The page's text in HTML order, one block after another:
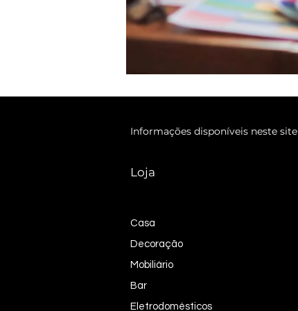
Informações disponíveis neste site
Loja
Casa
Decoração
Mobiliário
Bar
Eletrodomésticos